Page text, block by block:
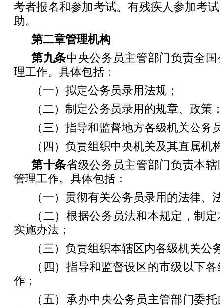
考者报名和参加考试。有残疾人参加考
助。
第二章管理机构
第九条中央公务员主管部门负责全
理工作。具体包括：
（一）拟定公务员录用法规；
（二）制定公务员录用的规章、政策
（三）指导和监督地方各级机关公务
（四）负责组织中央机关及其直属机
第十条省级公务员主管部门负责本
管理工作。具体包括：
（一）贯彻有关公务员录用的法律、
（二）根据公务员法和本规定，制
实施办法；
（三）负责组织本辖区内各级机关公
（四）指导和监督设区的市级以下
作；
（五）承办中央公务员主管部门委